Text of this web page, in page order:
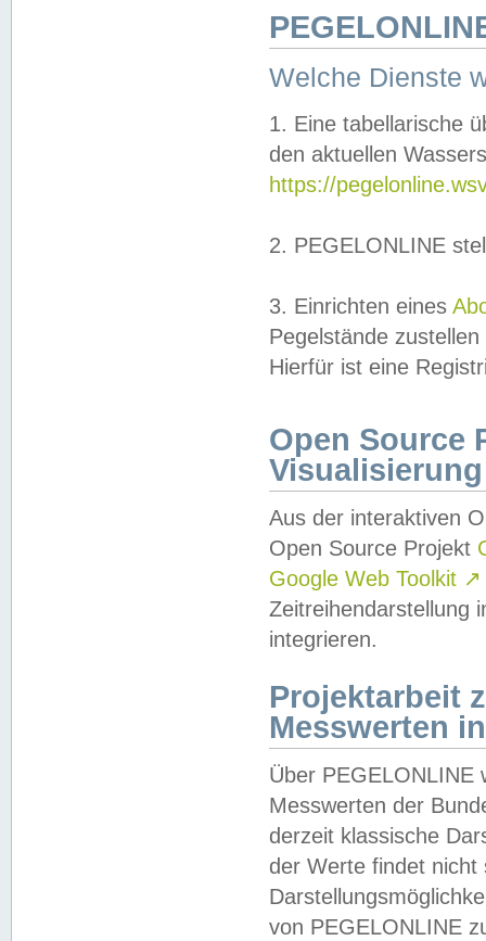
Welche Dienste
1. Eine tabellarische
den aktuellen
https://
2. PEGELONLINE
3. Einrichten eines
Pegelstände
Hierfür ist eine
Open Source
Visualisierung
Aus der interaktiven
Open Source Projekt
Google Web Toolkit ↗
Zeitreihendarstellung
integrieren.
Projektarbeit
Messwerten
Über PEGELONLINE
Messwerten der
derzeit klassische
der Werte findet
von PEGELONLINE